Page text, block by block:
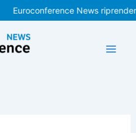
Euroconference News riprenderà